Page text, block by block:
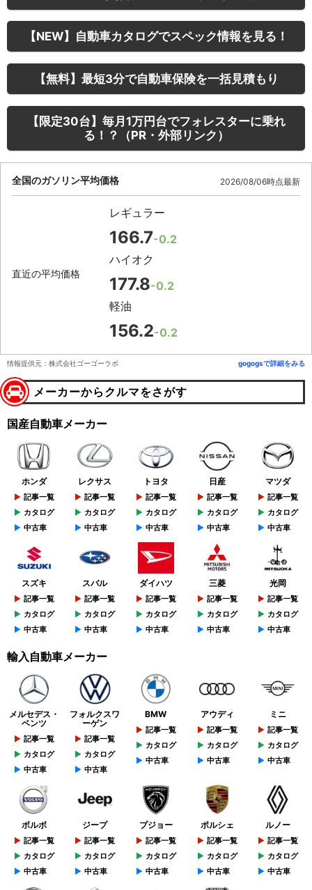
【NEW】自動車カタログでスペック情報を見る！
【無料】最短3分で自動車保険を一括見積もり
【限定30台】毎月1万円台でフォレスターに乗れ
る！？（PR・外部リンク）
全国のガソリン平均価格 2026/08/06時点最新
直近の平均価格
レギュラー
166.7-0.2
ハイオク
177.8-0.2
軽油
156.2-0.2
情報提供元：株式会社ゴーゴーラボ gogogsで詳細をみる
メーカーからクルマをさがす
国産自動車メーカー
ホンダ
記事一覧
カタログ
中古車
レクサス
記事一覧
カタログ
中古車
トヨタ
記事一覧
カタログ
中古車
日産
記事一覧
カタログ
中古車
マツダ
記事一覧
カタログ
中古車
スズキ
記事一覧
カタログ
中古車
スバル
記事一覧
カタログ
中古車
ダイハツ
記事一覧
カタログ
中古車
三菱
記事一覧
カタログ
中古車
光岡
記事一覧
カタログ
中古車
輸入自動車メーカー
メルセデス・
ベンツ
記事一覧
カタログ
中古車
フォルクスワ
ーゲン
記事一覧
カタログ
中古車
BMW
記事一覧
カタログ
中古車
アウディ
記事一覧
カタログ
中古車
ミニ
記事一覧
カタログ
中古車
ボルボ
記事一覧
カタログ
中古車
ジープ
記事一覧
カタログ
中古車
プジョー
記事一覧
カタログ
中古車
ポルシェ
記事一覧
カタログ
中古車
ルノー
記事一覧
カタログ
中古車